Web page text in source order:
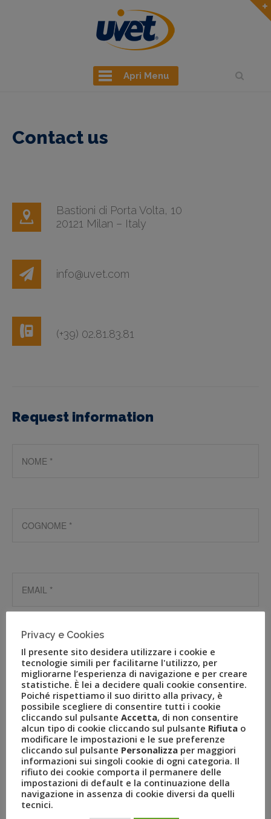
Apri Menu
Contact us
Bastioni di Porta Volta, 10
20121 Milan – Italy
info@uvet.com
(+39) 02.81.83.81
Request information
Dichiaro di aver preso visione dell’Informativa privacy
Privacy e Cookies
Il presente sito desidera utilizzare i cookie e
tecnologie simili per facilitarne l'utilizzo, per
migliorarne l’esperienza di navigazione e per creare
statistiche. È lei a decidere quali cookie consentire.
Poiché rispettiamo il suo diritto alla privacy, è
possibile scegliere di consentire tutti i cookie
cliccando sul pulsante Accetta, di non consentire
alcun tipo di cookie cliccando sul pulsante Rifiuta o
modificare le impostazioni e le sue preferenze
cliccando sul pulsante Personalizza per maggiori
informazioni sui singoli cookie di ogni categoria. Il
rifiuto dei cookie comporta il permanere delle
impostazioni di default e la continuazione della
navigazione in assenza di cookie diversi da quelli
tecnici.